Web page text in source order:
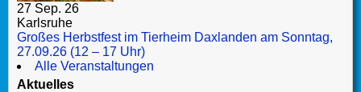
27 Sep. 26
Karlsruhe
Großes Herbstfest im Tierheim Daxlanden am Sonntag,
27.09.26 (12 – 17 Uhr)
Alle Veranstaltungen
Aktuelles